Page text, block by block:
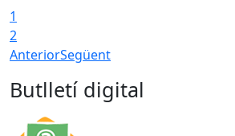
1
2
AnteriorSegüent
Butlletí digital